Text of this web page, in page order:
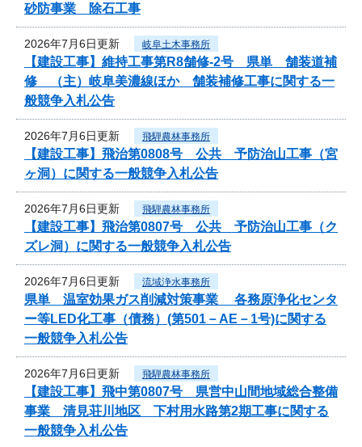
砂防事業 除石工事
2026年7月6日更新 岐阜土木事務所
【建設工事】維持工事第R8舗修-2号 県単 舗装道補
修 （主）岐阜美濃線ほか 舗装補修工事に関する一
般競争入札公告
2026年7月6日更新 飛騨農林事務所
【建設工事】飛治第0808号 公共 予防治山工事（宮
ヶ洞）に関する一般競争入札公告
2026年7月6日更新 飛騨農林事務所
【建設工事】飛治第0807号 公共 予防治山工事（ク
ズレ洞）に関する一般競争入札公告
2026年7月6日更新 流域浄水事務所
県単 温室効果ガス削減対策事業 各務原浄化センタ
ー等LED化工事（債務）(第501－AE－1号)に関する
一般競争入札公告
2026年7月6日更新 飛騨農林事務所
【建設工事】飛中第0807号 県営中山間地域総合整備
事業 清見荘川地区 下村用水路第2期工事に関する
一般競争入札公告